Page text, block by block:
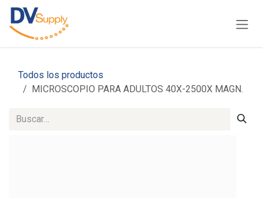
Ir al contenido
Todos los productos
MICROSCOPIO PARA ADULTOS 40X-2500X MAGN.